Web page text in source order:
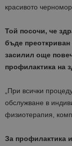
красивото
Той посочи, че
бъде
засилил още
профилактика на
„При всички
обслужване в
физиотерапия,
За профилактика